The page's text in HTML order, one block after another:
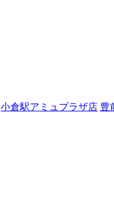
小倉駅アミュプラザ店 豊